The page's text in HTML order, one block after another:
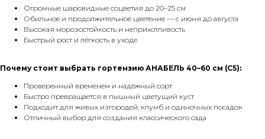
Огромные шаровидные соцветия до 20–25 см
Обильное и продолжительное цветение — с июня до августа
Высокая морозостойкость и неприхотливость
Быстрый рост и лёгкость в уходе
Почему стоит выбрать гортензию АНАБЕЛЬ 40–60 см (C5):
Проверенный временем и надёжный сорт
Быстро превращается в пышный цветущий куст
Подходит для живых изгородей, клумб и одиночных посадок
Отличный выбор для создания классического сада